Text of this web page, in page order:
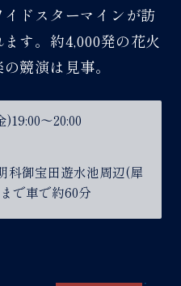
ドスターマインが訪
す。約4,000発の花火
競演は見事。
～20:00
科御宝田遊水池周辺(犀
で車で約60分